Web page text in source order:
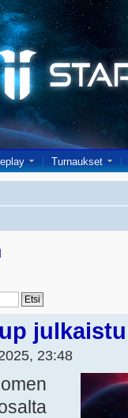
Turnaukset
julkaistu
23:48